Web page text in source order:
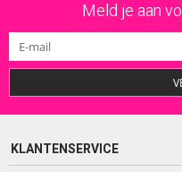
Meld je aan
KLANTENSERVICE